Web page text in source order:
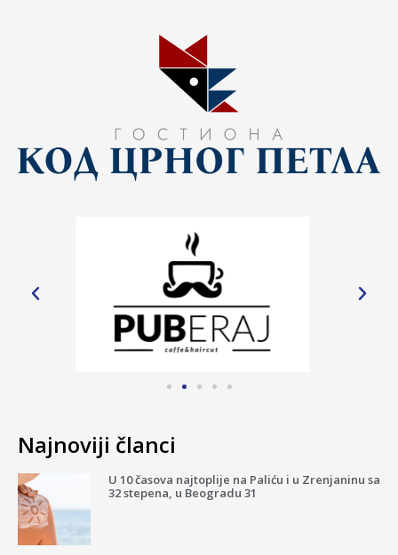
Najnoviji članci
U 10 časova najtoplije na Paliću i u Zrenjaninu sa
32 stepena, u Beogradu 31